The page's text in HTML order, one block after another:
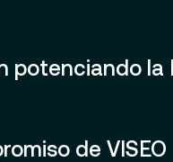
potenciando la
de